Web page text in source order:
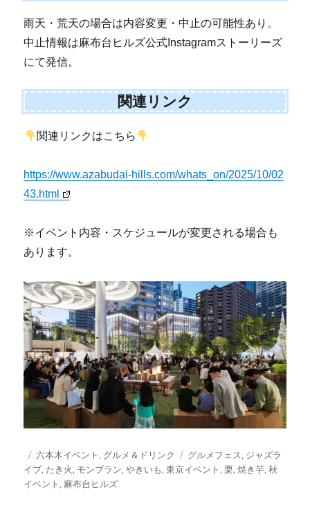
雨天・荒天の場合は内容変更・中止の可能性あり。
中止情報は麻布台ヒルズ公式Instagramストーリーズ
にて発信。
関連リンク
関連リンクはこちら
https://www.azabudai-hills.com/whats_on/2025/10/02
43.html
※イベント内容・スケジュールが変更される場合も
あります。
投
稿
日:
カ
テ
ゴ
六本木イベント, グルメ＆ドリンク
タ
グ
グルメフェス, ジャズラ
イブ, たき火, モンブラン,やきいも,東京イベント,栗,焼き芋,秋
イベント, 麻布台ヒルズ